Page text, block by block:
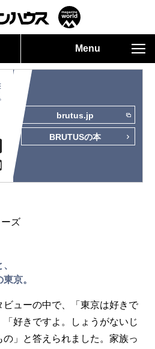
Menu
brutus.jp
BRUTUSの本
ズ
京。
ビューの中で、「東京は好きで
好きですよ。しょうがないじ
」と答えられました。家族っ